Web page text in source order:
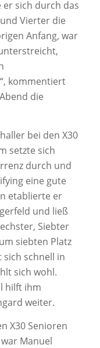
sich durch das
Vierter die
Anfang, war
kommentiert
die
bei den X30
setzte sich
durch und
eine gute
etablierte er
und ließ
Siebter
siebten Platz
sich schnell in
sich wohl.
hilft ihm
weiter.
X30 Senioren
Manuel